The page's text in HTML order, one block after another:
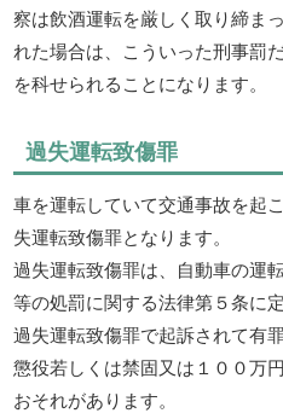
察は飲酒運転を厳しく取り締ま
れた場合は、こういった刑事罰
を科せられることになります。
過失運転致傷罪
車を運転していて交通事故を起
失運転致傷罪となります。
過失運転致傷罪は、自動車の運
等の処罰に関する法律第５条に
過失運転致傷罪で起訴されて有
懲役若しくは禁固又は１００万
おそれがあります。